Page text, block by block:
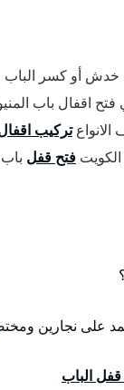
خدش أو كسر الباب
فتح اقفال باب
الانواعتركيب
فتح قفل
على نجارين
الباب